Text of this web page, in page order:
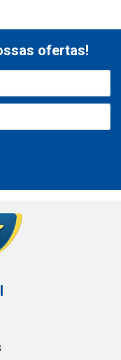
ofertas!